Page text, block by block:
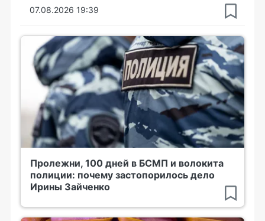
07.08.2026 19:39
Пролежни, 100 дней в БСМП и волокита
полиции: почему застопорилось дело
Ирины Зайченко